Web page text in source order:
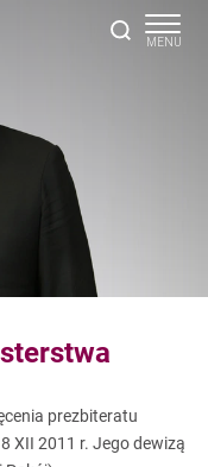
prezbiteratu
XII 2011 r. Jego dewizą